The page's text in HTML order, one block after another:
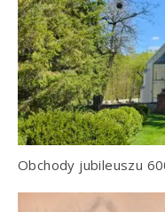
Obchody jubileuszu